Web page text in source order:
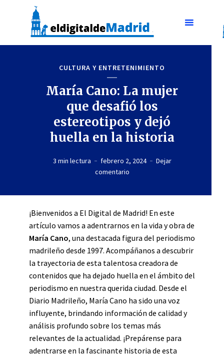
CULTURA Y ENTRETENIMIENTO
María Cano: La mujer
que desafió los
estereotipos y dejó
huella en la historia
3 min lectura febrero 2, 2024
Dejar
comentario
¡Bienvenidos a El Digital de Madrid! En este
artículo vamos a adentrarnos en la vida y obra de
María Cano, una destacada figura del periodismo
madrileño desde 1997. Acompáñanos a descubrir
la trayectoria de esta talentosa creadora de
contenidos que ha dejado huella en el ámbito del
periodismo en nuestra querida ciudad. Desde el
Diario Madrileño, María Cano ha sido una voz
influyente, brindando información de calidad y
análisis profundo sobre los temas más
relevantes de la actualidad. ¡Prepárense para
adentrarse en la fascinante historia de esta